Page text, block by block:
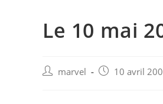
Le 10 mai
Post marvel
Post 10 avril